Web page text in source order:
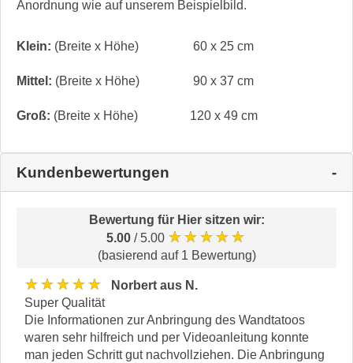
Anordnung wie auf unserem Beispielbild.
Klein: (Breite x Höhe) 60 x 25 cm
Mittel: (Breite x Höhe) 90 x 37 cm
Groß: (Breite x Höhe) 120 x 49 cm
Kundenbewertungen
Bewertung für Hier sitzen wir:
5.00 / 5.00 ★★★★★
(basierend auf 1 Bewertung)
★★★★★
Norbert aus N.
Super Qualität
Die Informationen zur Anbringung des Wandtatoos
waren sehr hilfreich und per Videoanleitung konnte
man jeden Schritt gut nachvollziehen. Die Anbringung